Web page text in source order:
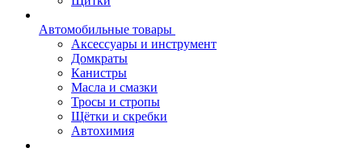
Автомобильные товары
Аксессуары и инструмент
Домкраты
Канистры
Масла и смазки
Тросы и стропы
Щётки и скребки
Автохимия